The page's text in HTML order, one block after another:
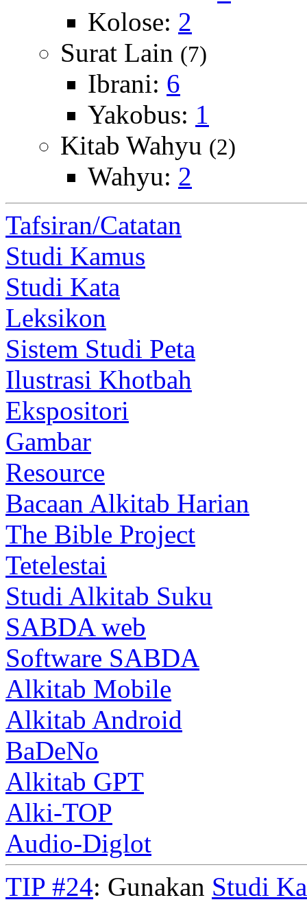
Kolose: 2
Surat Lain (7)
Ibrani: 6
Yakobus: 1
Kitab Wahyu (2)
Wahyu: 2
Tafsiran/Catatan
Studi Kamus
Studi Kata
Leksikon
Sistem Studi Peta
Ilustrasi Khotbah
Ekspositori
Gambar
Resource
Bacaan Alkitab Harian
The Bible Project
Tetelestai
Studi Alkitab Suku
SABDA web
Software SABDA
Alkitab Mobile
Alkitab Android
BaDeNo
Alkitab GPT
Alki-TOP
Audio-Diglot
TIP #24: Gunakan Studi